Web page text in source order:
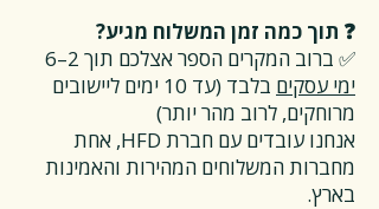
❓ תוך כמה זמן המשלוח מגיע?
✅ ברוב המקרים הספר אצלכם תוך 2–6
ימי עסקים
בלבד (עד 10 ימים ליישובים
מרוחקים, לרוב מהר יותר)
אנחנו עובדים עם חברת HFD, אחת
מחברות המשלוחים המהירות והאמינות
בארץ.